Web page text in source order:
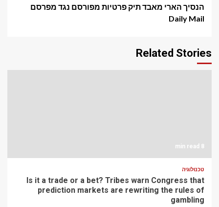
הנסיך הארי מאבד תיק פרטיות מפורסם נגד מפרסם
Daily Mail
Related Stories
8 min read
טכנולוגיה
Is it a trade or a bet? Tribes warn Congress that
prediction markets are rewriting the rules of
gambling